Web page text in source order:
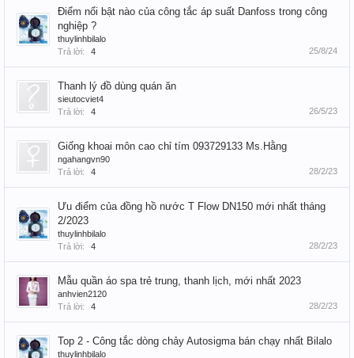
Điểm nổi bật nào của công tắc áp suất Danfoss trong công
nghiệp ?
thuylinhbilalo
Trả lời:
4 25/8/24
Thanh lý đồ dùng quán ăn
sieutocviet4
Trả lời:
4 26/5/23
Giống khoai môn cao chỉ tím 093729133 Ms.Hằng
ngahangvn90
Trả lời:
4 28/2/23
Ưu điểm của đồng hồ nước T Flow DN150 mới nhất tháng
2/2023
thuylinhbilalo
Trả lời:
4 28/2/23
Mẫu quần áo spa trẻ trung, thanh lịch, mới nhất 2023
anhvien2120
Trả lời:
4 28/2/23
Top 2 - Công tắc dòng chảy Autosigma bán chạy nhất Bilalo
thuylinhbilalo